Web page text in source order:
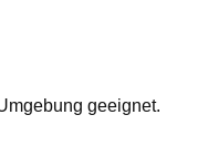
geeignet.